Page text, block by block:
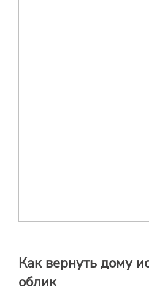
Как вернуть дому
облик